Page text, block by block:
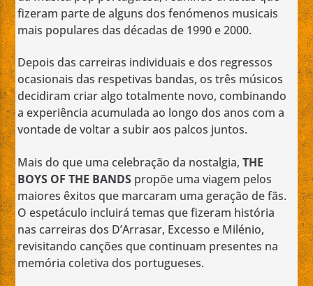
fizeram parte de alguns dos fenómenos musicais
mais populares das décadas de 1990 e 2000.
Depois das carreiras individuais e dos regressos
ocasionais das respetivas bandas, os três músicos
decidiram criar algo totalmente novo, combinando
a experiência acumulada ao longo dos anos com a
vontade de voltar a subir aos palcos juntos.
Mais do que uma celebração da nostalgia,THE
BOYS OF THE BANDS propõe uma viagem pelos
maiores êxitos que marcaram uma geração de fãs.
O espetáculo incluirá temas que fizeram história
nas carreiras dos D’Arrasar, Excesso e Milénio,
revisitando canções que continuam presentes na
memória coletiva dos portugueses.